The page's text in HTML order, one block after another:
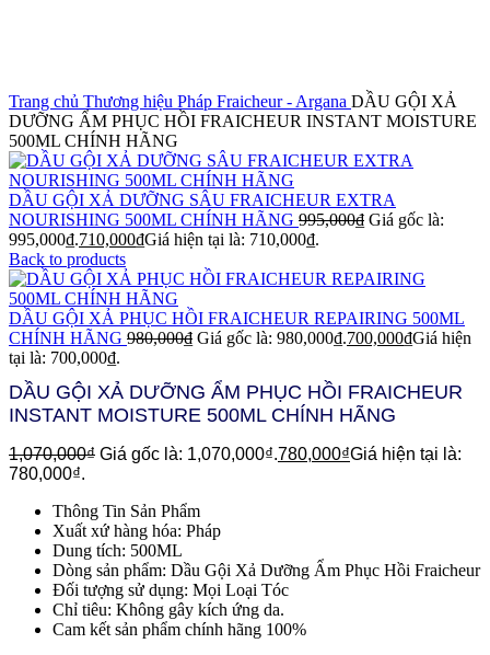
Trang chủ Thương hiệu Pháp Fraicheur - Argana DẦU GỘI XẢ
DƯỠNG ẨM PHỤC HỒI FRAICHEUR INSTANT MOISTURE
500ML CHÍNH HÃNG
DẦU GỘI XẢ DƯỠNG SÂU FRAICHEUR EXTRA
NOURISHING 500ML CHÍNH HÃNG 995,000₫ Giá gốc là:
995,000₫.710,000₫Giá hiện tại là: 710,000₫.
Back to products
DẦU GỘI XẢ PHỤC HỒI FRAICHEUR REPAIRING 500ML
CHÍNH HÃNG 980,000₫ Giá gốc là: 980,000₫.700,000₫Giá hiện
tại là: 700,000₫.
DẦU GỘI XẢ DƯỠNG ẨM PHỤC HỒI FRAICHEUR
INSTANT MOISTURE 500ML CHÍNH HÃNG
1,070,000₫ Giá gốc là: 1,070,000₫.780,000₫Giá hiện tại là:
780,000₫.
Thông Tin Sản Phẩm
Xuất xứ hàng hóa: Pháp
Dung tích: 500ML
Dòng sản phẩm: Dầu Gội Xả Dưỡng Ẩm Phục Hồi Fraicheur
Đối tượng sử dụng: Mọi Loại Tóc
Chỉ tiêu: Không gây kích ứng da.
Cam kết sản phẩm chính hãng 100%